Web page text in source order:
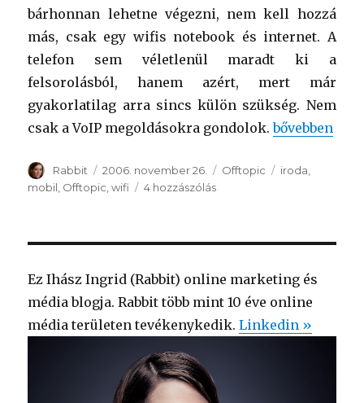
bárhonnan lehetne végezni, nem kell hozzá
más, csak egy wifis notebook és internet. A
telefon sem véletlenül maradt ki a
felsorolásból, hanem azért, mert már
gyakorlatilag arra sincs külön szükség. Nem
csak a VoIP megoldásokra gondolok.“Mobil iroda”
bővebben
Szerző
Rabbit Közzétéve
2006. november 26. Kategória
Offtopic Címke
iroda
mobil Offtopic ,wifi 4 hozzászólás
Ez Ihász Ingrid (Rabbit) online marketing és
média blogja. Rabbit több mint 10 éve online
média területen tevékenykedik.Linkedin »